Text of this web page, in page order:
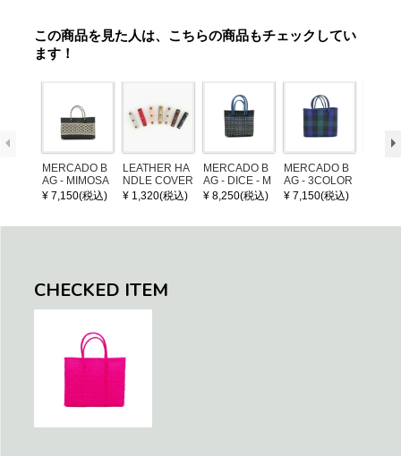
この商品を見た人は、こちらの商品もチェックしてい
ます！
MERCADO B
AG - MIMOSA
- Black / Crea
¥ 7,150(税込)
LEATHER HA
NDLE COVER
¥ 1,320(税込)
MERCADO B
AG - DICE - M
OSAIC - Black
¥ 8,250(税込)
MERCADO B
AG - 3COLOR
S CHECK - Bl
¥ 7,150(税込)
CHECKED ITEM